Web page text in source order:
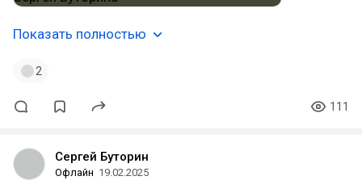
Показать полностью
2
111
Сергей Буторин
Офлайн 19.02.2025